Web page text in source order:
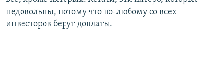
недовольны, потому что по-любому со всех
инвесторов берут доплаты.